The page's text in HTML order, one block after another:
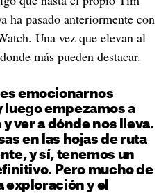
ha pasado anteriormente con
Una vez que elevan al
más pueden destacar.
emocionarnos
luego empezamos a
ver a dónde nos lleva.
en las hojas de ruta
y sí, tenemos un
Pero mucho de
exploración y el